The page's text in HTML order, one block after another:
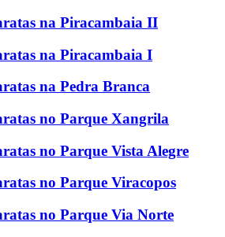
na Piracambaia II
na Piracambaia I
na Pedra Branca
no Parque Xangrila
no Parque Vista Alegre
no Parque Viracopos
no Parque Via Norte